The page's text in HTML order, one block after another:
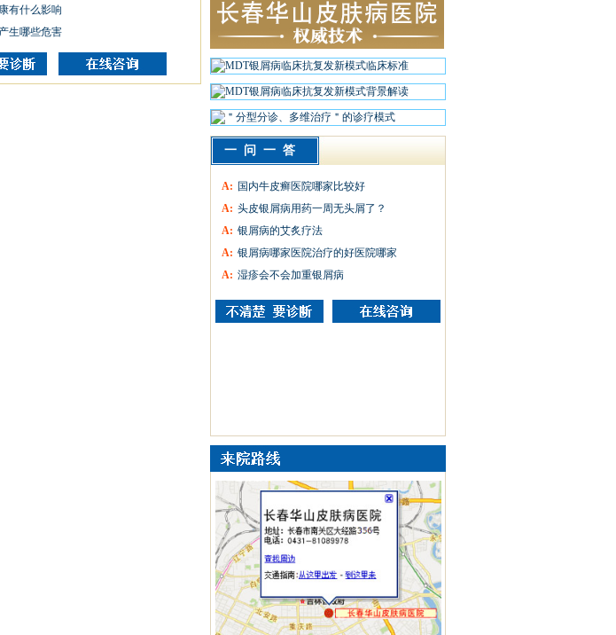
有什么影响
生哪些危害
一问一答
A: 国内牛皮癣医院哪家比较好
A: 头皮银屑病用药一周无头屑了？
A: 银屑病的艾炙疗法
A: 银屑病哪家医院治疗的好医院哪家
A: 湿疹会不会加重银屑病